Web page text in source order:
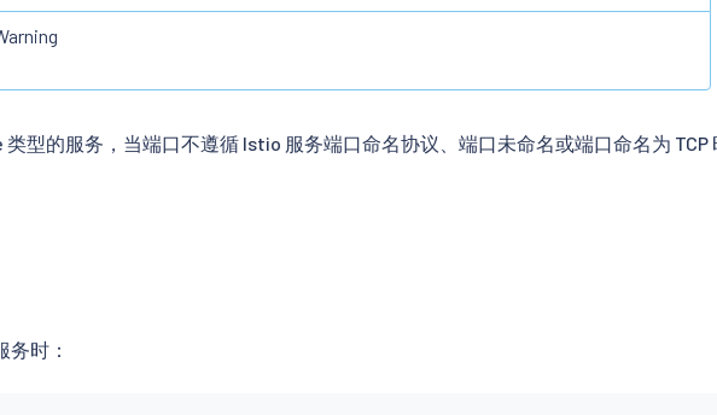
型的服务，当端口不遵循 Istio 服务端口命名协议、端口未命名或端口命名为 TCP
务时：